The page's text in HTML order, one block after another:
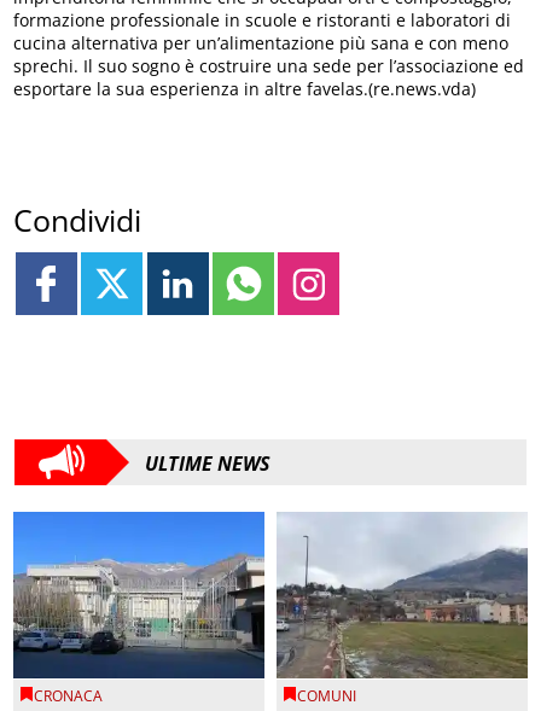
formazione professionale in scuole e ristoranti e laboratori di
cucina alternativa per un’alimentazione più sana e con meno
sprechi. Il suo sogno è costruire una sede per l’associazione ed
esportare la sua esperienza in altre favelas.(re.news.vda)
Condividi
ULTIME NEWS
CRONACA COMUNI